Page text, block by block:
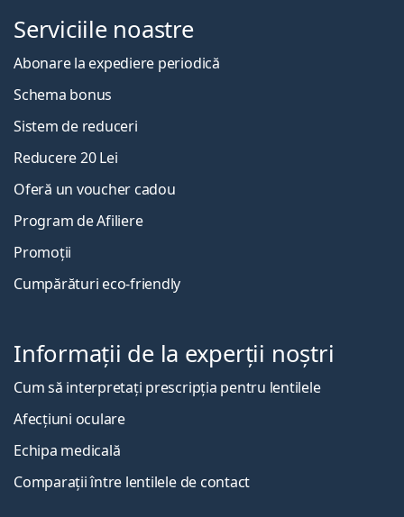
Serviciile noastre
Abonare la expediere periodică
Schema bonus
Sistem de reduceri
Reducere 20 Lei
Oferă un voucher cadou
Program de Afiliere
Promoții
Cumpărături eco-friendly
Informații de la experții noștri
Cum să interpretați prescripția pentru lentilele
Afecțiuni oculare
Echipa medicală
Comparații între lentilele de contact